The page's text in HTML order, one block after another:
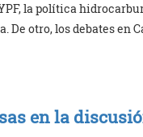
la política
De otro, los debates en
en la